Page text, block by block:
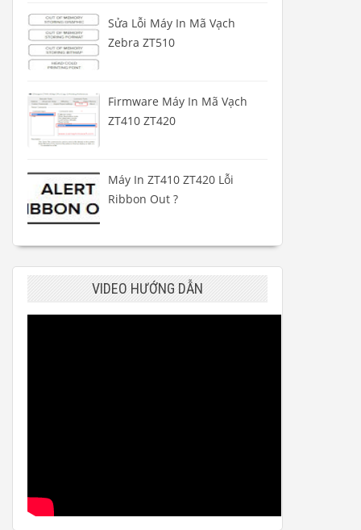
Sửa Lỗi Máy In Mã Vạch
Zebra ZT510
Firmware Máy In Mã Vạch
ZT410 ZT420
Máy In ZT410 ZT420 Lỗi
Ribbon Out ?
VIDEO HƯỚNG DẪN